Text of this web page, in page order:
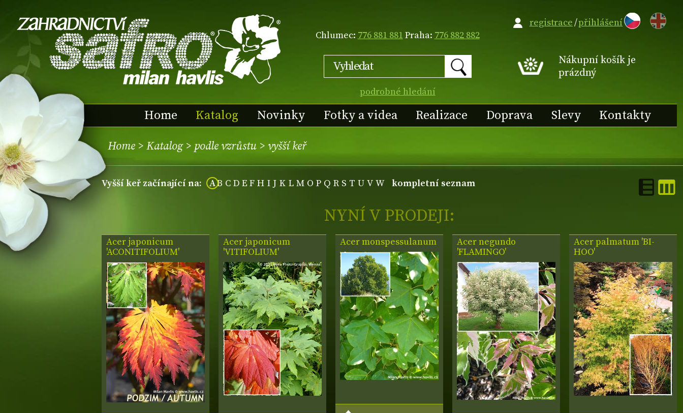
Chlumec: 776 881 881Praha: 776 882 882
podrobné hledání
EN
Nákupní košík je
prázdný
Home Katalog Novinky Fotky a videa Realizace Doprava Slevy Kontakty
registrace/přihlášení
Home > Katalog> podle vzrůstu > vyšší keř
vyšší keř začínající na: AB C D E F H I J K L M O P Q R S T U V W kompletní seznam
NYNÍ V PRODEJI:
Acer japonicum
'ACONITIFOLIUM'
Acer japonicum
'VITIFOLIUM'
Acer monspessulanum
Acer negundo
'FLAMINGO'
Acer palmatum 'BI-
HOO'